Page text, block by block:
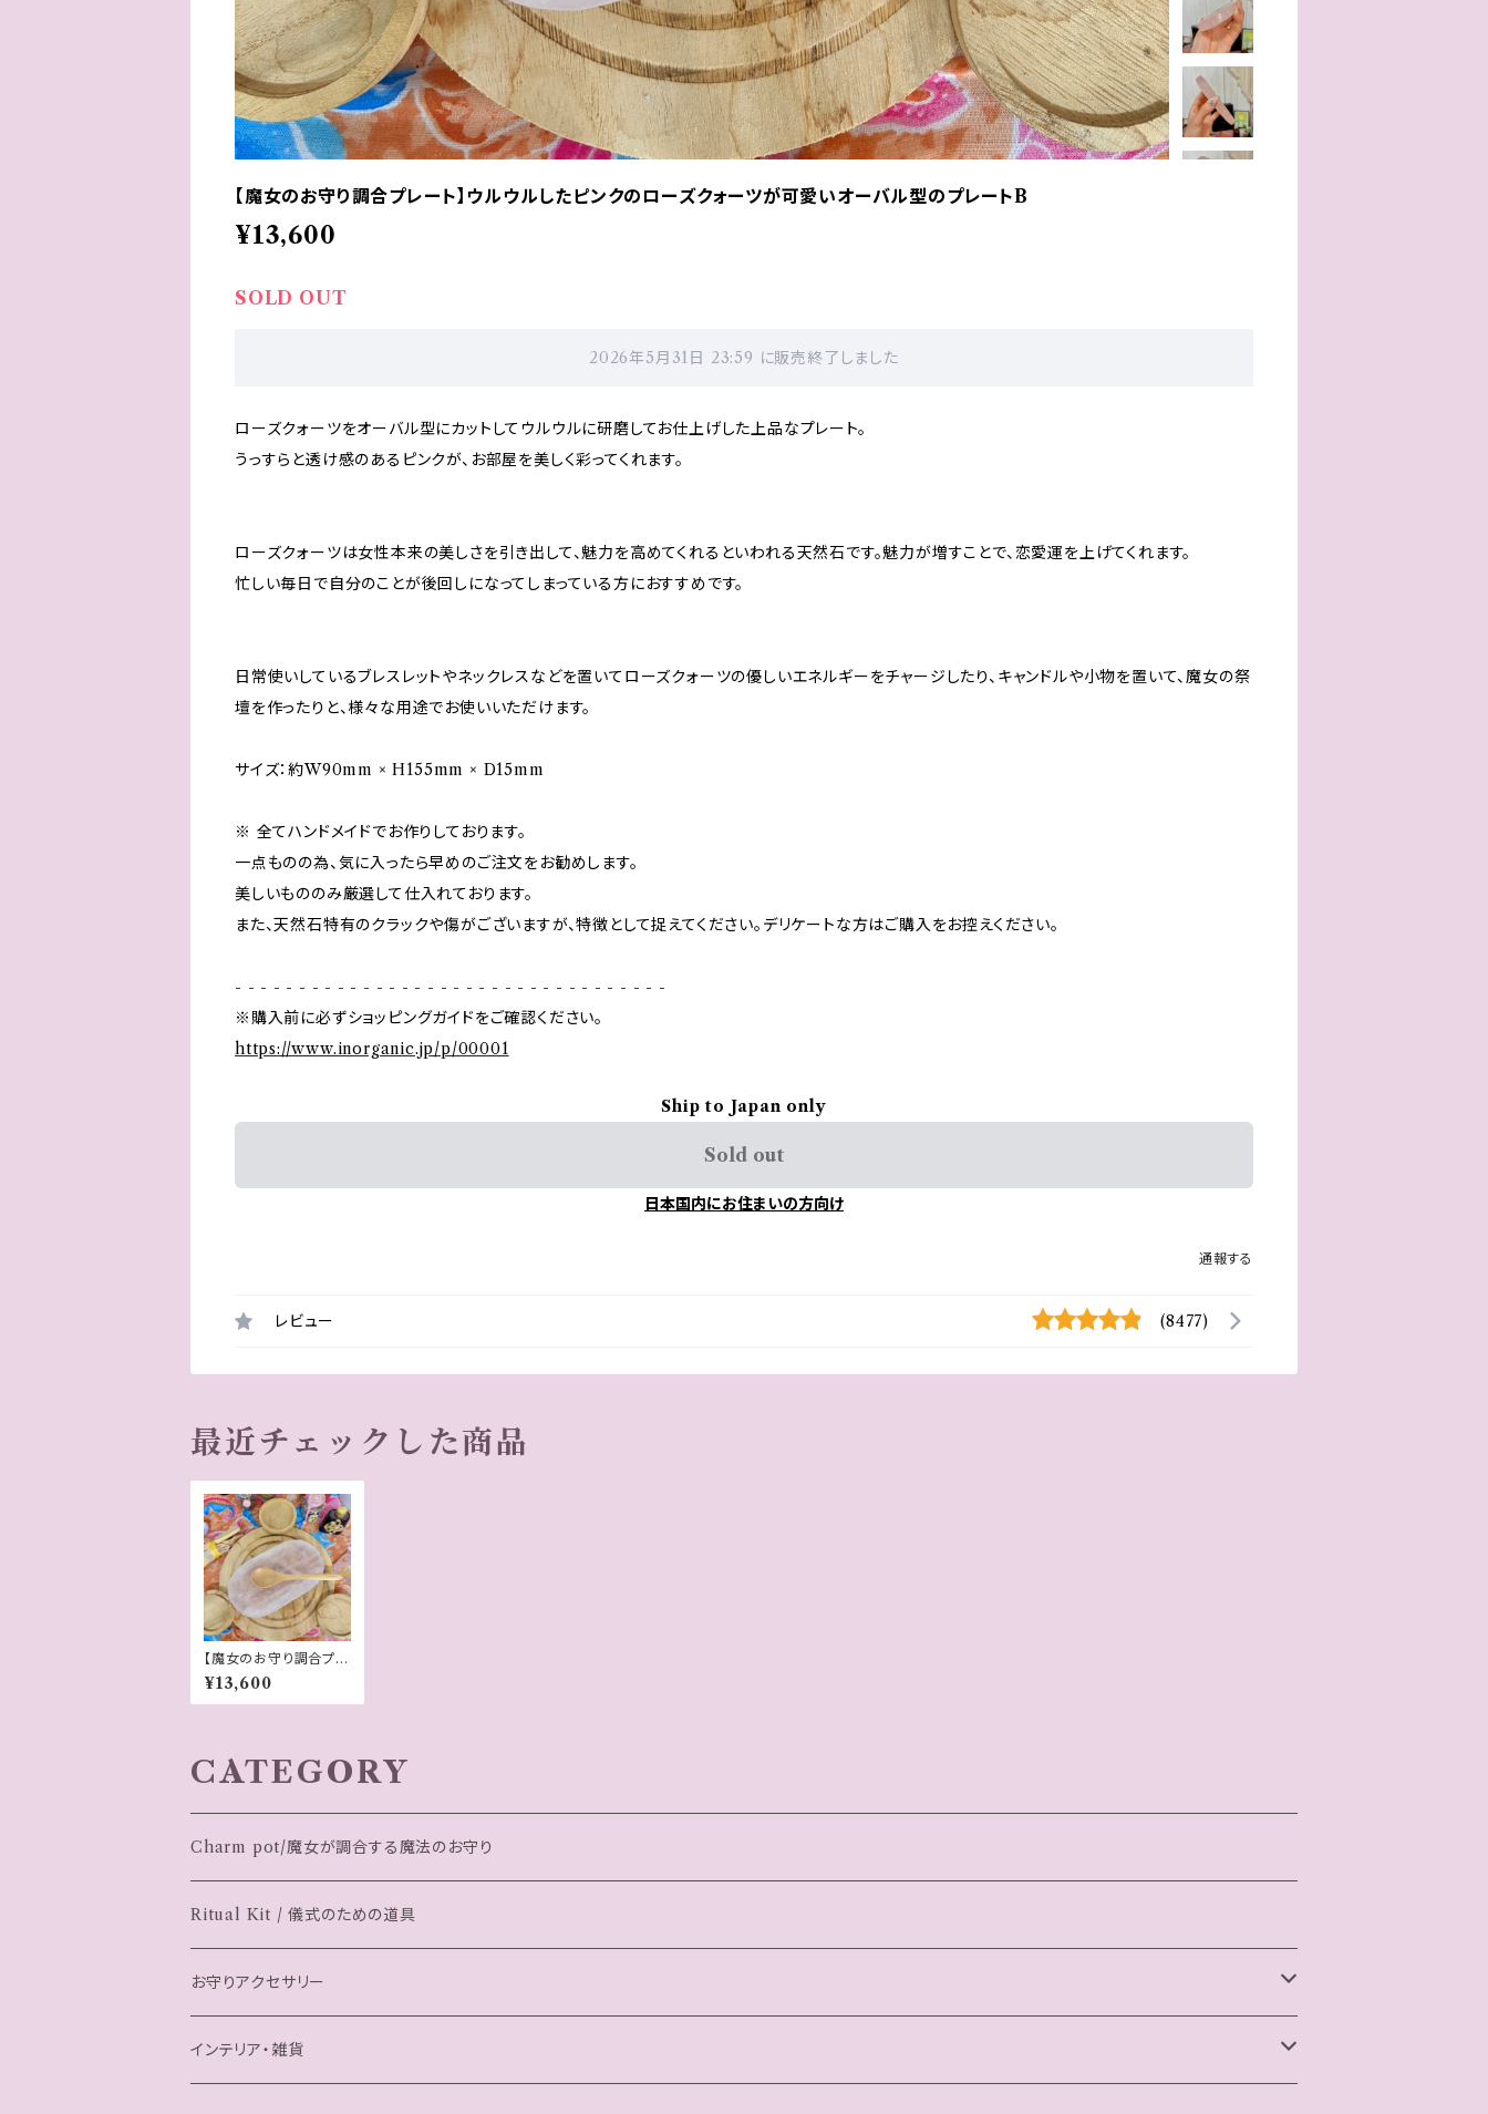
【魔女のお守り調合プレート】ウルウルしたピンクのローズクォーツが可愛いオーバル型のプレートB
¥13,600
SOLD OUT
2026年5月31日 23:59 に販売終了しました
ローズクォーツをオーバル型にカットしてウルウルに研磨してお仕上げした上品なプレート。
うっすらと透け感のあるピンクが、お部屋を美しく彩ってくれます。
ローズクォーツは女性本来の美しさを引き出して、魅力を高めてくれるといわれる天然石です。魅力が増すことで、恋愛運を上げてくれます。
忙しい毎日で自分のことが後回しになってしまっている方におすすめです。
日常使いしているブレスレットやネックレスなどを置いてローズクォーツの優しいエネルギーをチャージしたり、キャンドルや小物を置いて、魔女の祭
壇を作ったりと、様々な用途でお使いいただけます。
サイズ：約W90mm × H155mm × D15mm
※ 全てハンドメイドでお作りしております。
一点ものの為、気に入ったら早めのご注文をお勧めします。
美しいもののみ厳選して仕入れております。
また、天然石特有のクラックや傷がございますが、特徴として捉えてください。デリケートな方はご購入をお控えください。
- - - - - - - - - - - - - - - - - - - - - - - - - - - - - - - - - -
※購入前に必ずショッピングガイドをご確認ください。
https://www.inorganic.jp/p/00001
Ship to Japan only
Sold out
日本国内にお住まいの方向け
通報する
レビュー (8477)
最近チェックした商品
【魔女のお守り調合プレ
ート】ウルウルしたピン
クのローズクォーツが
可愛いオーバル型のプ
¥13,600
CATEGORY
Charm pot/魔女が調合する魔法のお守り
Ritual Kit / 儀式のための道具
お守りアクセサリー
ブレスレット
インテリア・雑貨